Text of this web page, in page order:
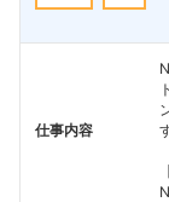
仕事内容